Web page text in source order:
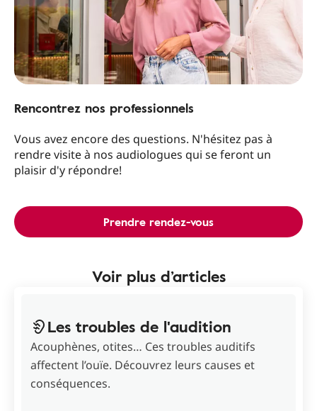
Rencontrez nos professionnels
Vous avez encore des questions. N'hésitez pas à
rendre visite à nos audiologues qui se feront un
plaisir d'y répondre!
Prendre rendez-vous
Voir plus d’articles
Les troubles de l'audition
Acouphènes, otites… Ces troubles auditifs
affectent l’ouïe. Découvrez leurs causes et
conséquences.